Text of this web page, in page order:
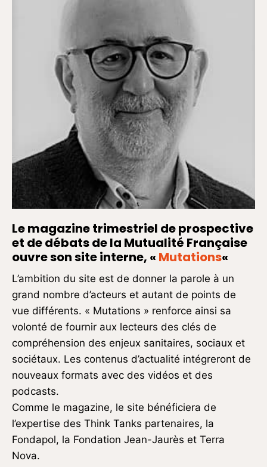
Le magazine trimestriel de prospective
et de débats de la Mutualité Française
ouvre son site interne, « Mutations«
L’ambition du site est de donner la parole à un
grand nombre d’acteurs et autant de points de
vue différents. « Mutations » renforce ainsi sa
volonté de fournir aux lecteurs des clés de
compréhension des enjeux sanitaires, sociaux et
sociétaux. Les contenus d’actualité intégreront de
nouveaux formats avec des vidéos et des
podcasts.
Comme le magazine, le site bénéficiera de
l’expertise des Think Tanks partenaires, la
Fondapol, la Fondation Jean-Jaurès et Terra
Nova.